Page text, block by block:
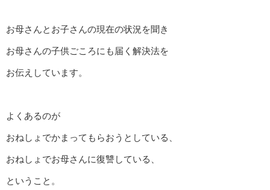
お母さんとお子さんの現在の状況を聞き
お母さんの子供ごころにも届く解決法を
お伝えしています。
よくあるのが
おねしょでかまってもらおうとしている、
おねしょでお母さんに復讐している、
ということ。